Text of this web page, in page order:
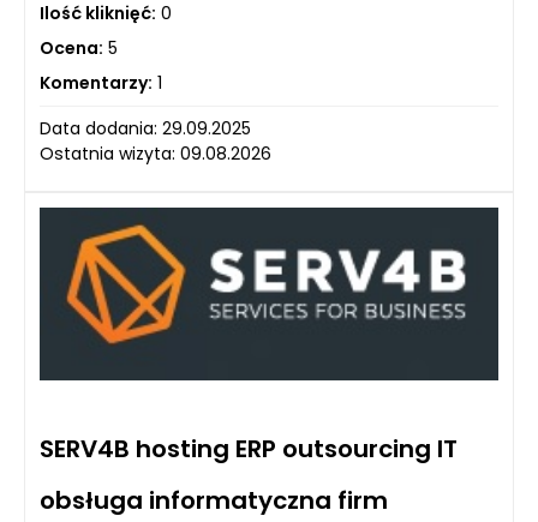
Ilość kliknięć: 0
Ocena: 5
Komentarzy: 1
Data dodania: 29.09.2025
Ostatnia wizyta: 09.08.2026
SERV4B hosting ERP outsourcing IT
obsługa informatyczna firm